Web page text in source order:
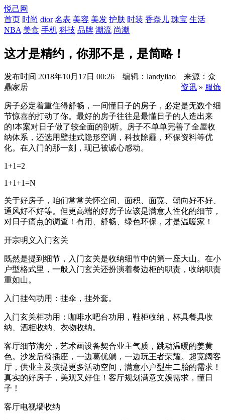
悦己网
首页 时尚 dior 名表 美容 美发 护肤 时装 香奈儿 珠宝 生活
NBA 美食 手机 科技 品牌 潮流 尚潮
这才是精约，你那不是，是简略！
发布时间 2018年10月17日 00:26 编辑：landyliao 来源：众
鼎家居
资讯 » 服饰
房子必定着重住得舒畅，一间懂日子的房子，必定是无数个细
节惊喜的打动了你。最好的房子往往是最懂日子的人造出来
的!本案对日子做了较全面的剖析。房子不单单完善了全屋收
纳体系，还选用壁挂式隐形空调，科技除霾，环保资料等优
化。在入门的那一刻，现已被诚心感动。
1+1=2
1+1+1=N
关于好房子，咱们常常关怀空间、面积、面宽、朝向好不好、
通风好不好等。但更高端的好房子应该是满意人性化的细节，
对日子痛点的调查！有用、舒畅、绿色环保，才是温暖家！
开宗明义入门玄关
既然是提到细节，入门玄关是收纳细节中的第一座大山。在小
户型格式里，一般入门玄关还扮演着餐边柜的职责，收纳职责
重如山。
入门挂勾功用：挂伞，挂外套。
入门玄关柜功用：咖啡水吧台功用，鞋柜收纳，杯具餐具收
纳、酒柜收纳、衣物收纳。
客厅细节满分，艺术画设备契合业主气质，跳动温暖的姜黄
色。沙发后椅插座，一边葛优躺，一边玩王者荣耀。超宽阔客
厅，供业主及孩提更多活动空间，满意小户型生二胎的需求！
真实的好房子，美观又好住！客厅规划满意文娱需求，懂日
子！
客厅电视墙收纳